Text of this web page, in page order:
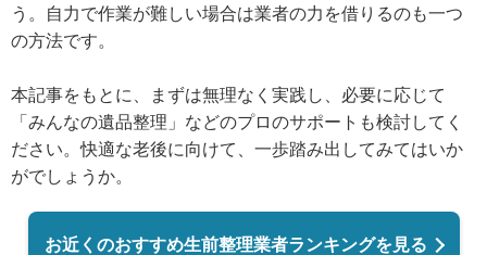
う。自力で作業が難しい場合は業者の力を借りるのも一つ
の方法です。
本記事をもとに、まずは無理なく実践し、必要に応じて
「みんなの遺品整理」などのプロのサポートも検討してく
ださい。快適な老後に向けて、一歩踏み出してみてはいか
がでしょうか。
お近くのおすすめ生前整理業者ランキングを見る